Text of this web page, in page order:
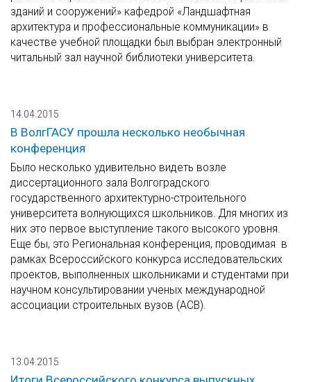
зданий и сооружений» кафедрой «Ландшафтная
архитектура и профессиональные коммуникации» в
качестве учебной площадки был выбран электронный
читальный зал научной библиотеки университета.
14.04.2015
В ВолгГАСУ прошла несколько необычная
конференция
Было несколько удивительно видеть возле
диссертационного зала Волгоградского
государственного архитектурно-строительного
университета волнующихся школьников. Для многих из
них это первое выступление такого высокого уровня.
Еще бы, это Региональная конференция, проводимая в
рамках Всероссийского конкурса исследовательских
проектов, выполненных школьниками и студентами при
научном консультировании ученых международной
ассоциации строительных вузов (АСВ).
13.04.2015